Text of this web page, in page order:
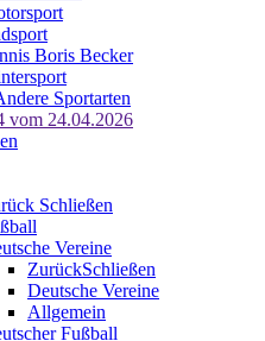
Boris Becker
Sportarten
vom 24.04.2026
Schließen
Vereine
ZurückSchließen
Deutsche Vereine
Allgemein
Fußball